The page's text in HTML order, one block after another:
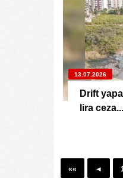
13.07.2026
Drift
lira ceza...
«« ◄